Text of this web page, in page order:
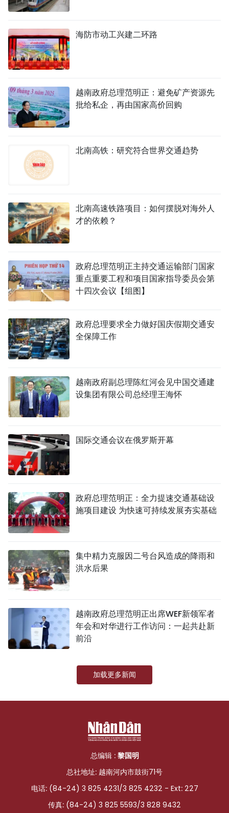
海防市动工兴建二环路
越南政府总理范明正：避免矿产资源先
批给私企，再由国家高价回购
北南高铁：研究符合世界交通趋势
北南高速铁路项目：如何摆脱对海外人
才的依赖？
政府总理范明正主持交通运输部门国家
重点重要工程和项目国家指导委员会第
十四次会议【组图】
政府总理要求全力做好国庆假期交通安
全保障工作
越南政府副总理陈红河会见中国交通建
设集团有限公司总经理王海怀
国际交通会议在俄罗斯开幕
政府总理范明正：全力提速交通基础设
施项目建设 为快速可持续发展夯实基础
集中精力克服因二号台风造成的降雨和
洪水后果
越南政府总理范明正出席WEF新领军者
年会和对华进行工作访问：一起共赴新
前沿
加载更多新闻
总编辑 : 黎国明
总社地址: 越南河内市鼓街71号
电话: (84-24) 3 825 4231/3 825 4232 - Ext: 227
传真: (84-24) 3 825 5593/3 828 9432